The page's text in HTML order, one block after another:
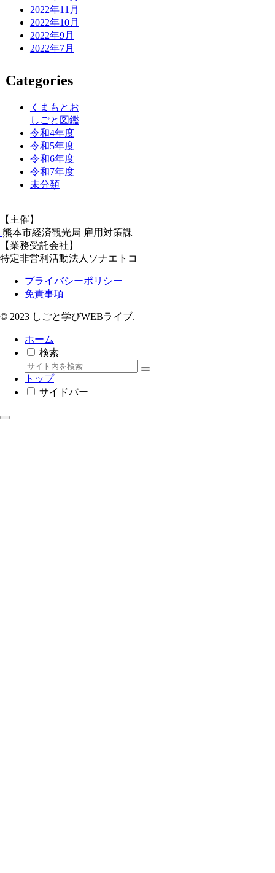
2022年11月
2022年10月
2022年9月
2022年7月
Categories
くまもとお
しごと図鑑
令和4年度
令和5年度
令和6年度
令和7年度
未分類
【主催】
熊本市経済観光局 雇用対策課
【業務受託会社】
特定非営利活動法人ソナエトコ
プライバシーポリシー
免責事項
© 2023 しごと学びWEBライブ.
ホーム
検索
トップ
サイドバー